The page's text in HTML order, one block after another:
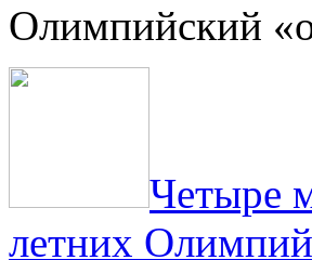
Олимпийский
Четыре
летних